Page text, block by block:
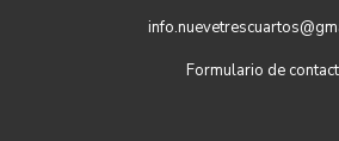
Formulario de